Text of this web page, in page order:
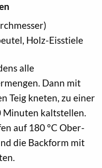
Holz-Eisstiele
alle
Dann mit
Teig kneten, zu einer
Minuten kaltstellen.
auf 180 °C Ober-
die Backform mit